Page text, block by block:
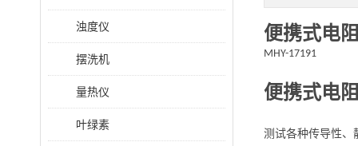
浊度仪
摆洗机
量热仪
叶绿素
便携式电
MHY-17191
便携式电
测试各种传导性、